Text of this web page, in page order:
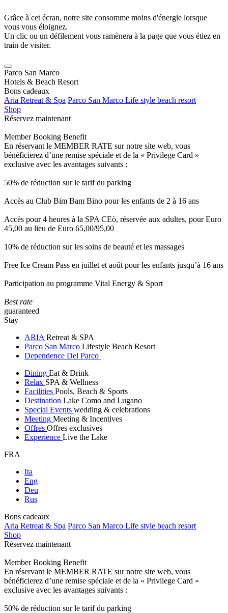
Grâce à cet écran, notre site consomme moins d'énergie lorsque
vous vous éloignez.
Un clic ou un défilement vous ramènera à la page que vous étiez en
train de visiter.
Parco San Marco
Hotels & Beach Resort
Bons cadeaux
Aria Retreat & Spa Parco San Marco Life style beach resort
Shop
Réservez maintenant
Member Booking Benefit
En réservant le MEMBER RATE sur notre site web, vous
bénéficierez d’une remise spéciale et de la « Privilege Card »
exclusive avec les avantages suivants :
50% de réduction sur le tarif du parking
Accès au Club Bim Bam Bino pour les enfants de 2 à 16 ans
Accès pour 4 heures à la SPA CEò, réservée aux adultes, pour Euro
45,00 au lieu de Euro 65,00/95,00
10% de réduction sur les soins de beauté et les massages
Free Ice Cream Pass en juillet et août pour les enfants jusqu’à 16 ans
Participation au programme Vital Energy & Sport
Best rate
guaranteed
Stay
ARIA Retreat & SPA
Parco San Marco Lifestyle Beach Resort
Dependence Del Parco
Dining Eat & Drink
Relax SPA & Wellness
Facilities Pools, Beach & Sports
Destination Lake Como and Lugano
Special Events wedding & celebrations
Meeting Meeting & Incentives
Offres Offres exclusives
Experience Live the Lake
FRA
Ita
Eng
Deu
Rus
Bons cadeaux
Aria Retreat & Spa Parco San Marco Life style beach resort
Shop
Réservez maintenant
Member Booking Benefit
En réservant le MEMBER RATE sur notre site web, vous
bénéficierez d’une remise spéciale et de la « Privilege Card »
exclusive avec les avantages suivants :
50% de réduction sur le tarif du parking